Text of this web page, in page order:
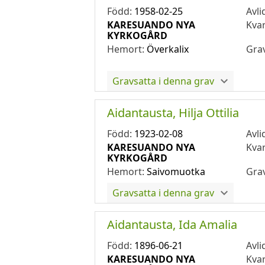
Född: 1958-02-25
KARESUANDO NYA
KYRKOGÅRD
Hemort: Överkalix
Gravsatta i denna grav
Aidantausta, Hilja Ottilia
Född: 1923-02-08
KARESUANDO NYA
KYRKOGÅRD
Hemort: Saivomuotka
Gravsatta i denna grav
Aidantausta, Ida Amalia
Född: 1896-06-21
KARESUANDO NYA